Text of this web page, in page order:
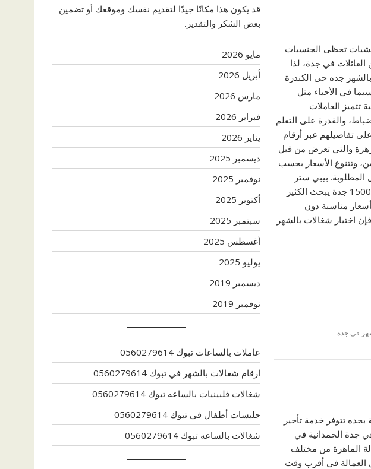
تحظى الجنسيات
العائلات في جدة، لذا
جده حى الكندرة
في الأحياء مثل
تتميز العاملات
والقدرة على التعلم
تفاصيلهم عبر أرقام
والتي تعرض من قبل
وتتنوع الأسعار بحسب
بيبي ستر
الرياض شغالات بالشهر 1500 جدة يبحث الكثير
مناسبة دون
اختيار شغالات بالشهر
في جدة
تتوفر خدمة تأجير
جدة الحمدانية في
الماهرة من مختلف
العمالة في أقرب وقت
قد يكون هذا مكانًا جيدًا لتقديم نفسك وموقعك أو تضمين
بعض الشكر والتقدير.
مايو 2026
أبريل 2026
مارس 2026
فبراير 2026
يناير 2026
ديسمبر 2025
نوفمبر 2025
أكتوبر 2025
سبتمبر 2025
أغسطس 2025
يوليو 2025
ديسمبر 2019
نوفمبر 2019
عاملات بالساعات تبوك 0560279614
ارقام شغالات بالشهر في تبوك 0560279614
شغالات فلبينيات بالساعه تبوك 0560279614
جليسات أطفال في تبوك 0560279614
شغالات بالساعه تبوك 0560279614